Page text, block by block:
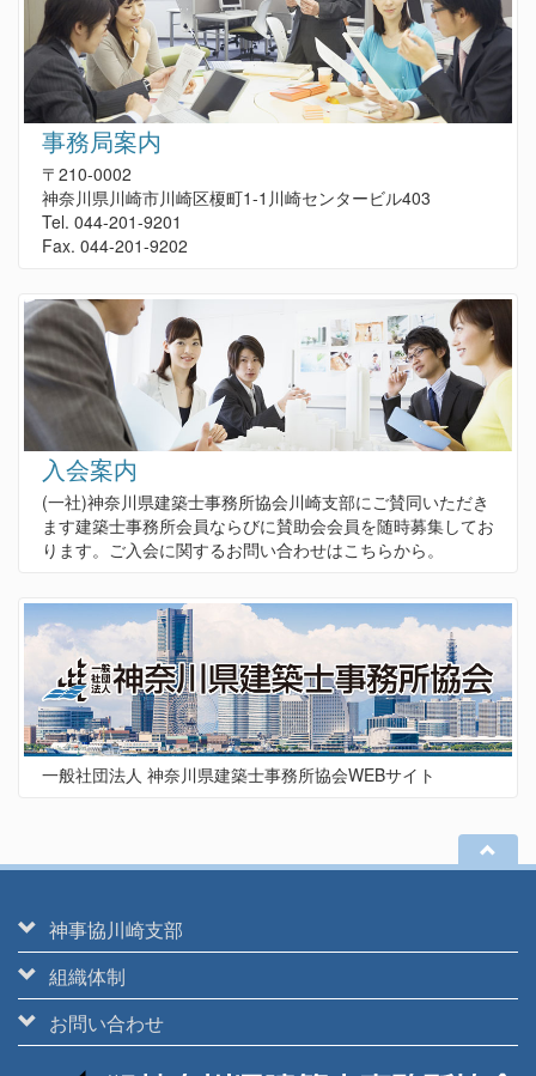
事務局案内
〒210-0002
神奈川県川崎市川崎区榎町1-1川崎センタービル403
Tel. 044-201-9201
Fax. 044-201-9202
入会案内
(一社)神奈川県建築士事務所協会川崎支部にご賛同いただき
ます建築士事務所会員ならびに賛助会会員を随時募集してお
ります。ご入会に関するお問い合わせはこちらから。
一般社団法人 神奈川県建築士事務所協会WEBサイト
神事協川崎支部
組織体制
お問い合わせ